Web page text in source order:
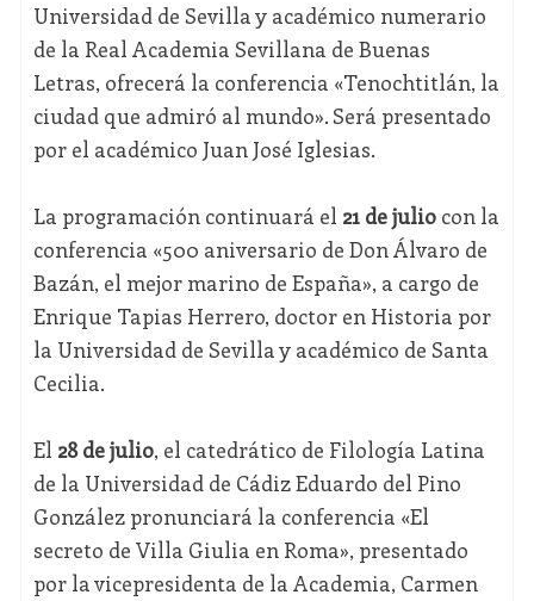
Universidad de Sevilla y académico numerario
de la Real Academia Sevillana de Buenas
Letras, ofrecerá la conferencia «Tenochtitlán, la
ciudad que admiró al mundo». Será presentado
por el académico Juan José Iglesias.
La programación continuará el 21 de juliocon la
conferencia «500 aniversario de Don Álvaro de
Bazán, el mejor marino de España», a cargo de
Enrique Tapias Herrero, doctor en Historia por
la Universidad de Sevilla y académico de Santa
Cecilia.
El 28 de julio, el catedrático de Filología Latina
de la Universidad de Cádiz Eduardo del Pino
González pronunciará la conferencia «El
secreto de Villa Giulia en Roma», presentado
por la vicepresidenta de la Academia, Carmen